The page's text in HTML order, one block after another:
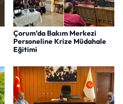
Çorum’da Bakım Merkezi
Personeline Krize Müdahale
Eğitimi